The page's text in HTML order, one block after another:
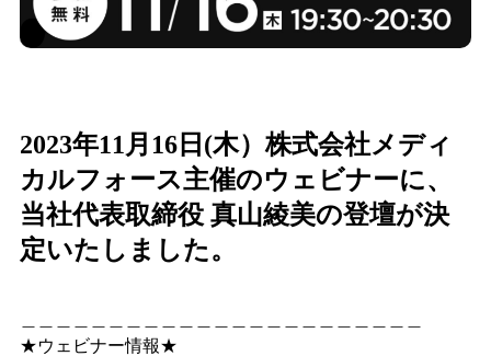
2023年11月16日(木）株式会社メディ
カルフォース主催のウェビナーに、
当社代表取締役 真山綾美の登壇が決
定いたしました。
★ウェビナー情報★